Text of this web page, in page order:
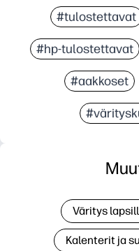
#tulostettavat
#hp-tulostettavat
#aakkoset
Väritys
Kalenterit ja